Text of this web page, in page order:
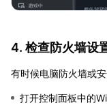
4. 检查防火墙设
有时候电脑防火墙或
打开控制面板中的